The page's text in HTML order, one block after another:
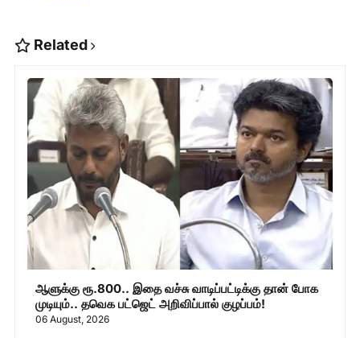
Related
ஆளுக்கு ரூ.800.. இதை வச்சு வாடிப்பட்டிக்கு தான் போக
முடியும்.. தவெக பட்ஜெட் அறிவிப்பால் குழப்பம்!
06 August, 2026